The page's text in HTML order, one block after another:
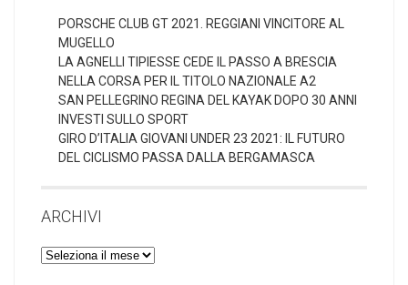
PORSCHE CLUB GT 2021. REGGIANI VINCITORE AL
MUGELLO
LA AGNELLI TIPIESSE CEDE IL PASSO A BRESCIA
NELLA CORSA PER IL TITOLO NAZIONALE A2
SAN PELLEGRINO REGINA DEL KAYAK DOPO 30 ANNI
INVESTI SULLO SPORT
GIRO D’ITALIA GIOVANI UNDER 23 2021: IL FUTURO
DEL CICLISMO PASSA DALLA BERGAMASCA
ARCHIVI
Archivi